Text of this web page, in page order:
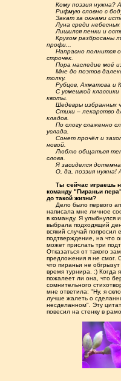
.....Кому поэзия нужна?
.....Рифмую словно с
.....Закат за окнами
.....Луна среди
.....Лишился пенки и
.....Кругом разбросаны
профи...
.....Напрасно полнится
строчек.
.....Пора наследие моё
.....Мне до поэтов
толку.
.....Рубцов, Ахматова и
.....С усмешкой
квоты.
.....Шедевры избранных
.....Стихи – лекарство
кладов.
.....По слогу слаженно
услада.
.....Сонет прочёл и
новой.
.....Люблю общаться
слова.
.....Я засиделся
.....О, да, поэзия нужна!
.....Ты сейчас играешь
команду "Пираньи
до такой жизни?
Дело было первого
написала мне личное
в команду. Я улыбнулся
выбрала подходящий
всякий случай попросил
подтверждение, на что
может прислать три
Отказаться от такого
предложения я не смог.
что пираньи не
время турнира. :) Когда
пожалеет ли она, что
сомнительного
мне ответила: "Ну, я
лучше жалеть о
несделанном". Эту
повесил на стенку в